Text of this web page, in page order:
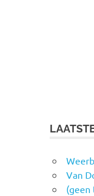
Van
(geen